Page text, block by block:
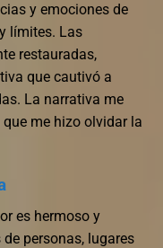
y emociones de
límites. Las
restauradas,
que cautivó a
La narrativa me
me hizo olvidar la
es hermoso y
personas, lugares